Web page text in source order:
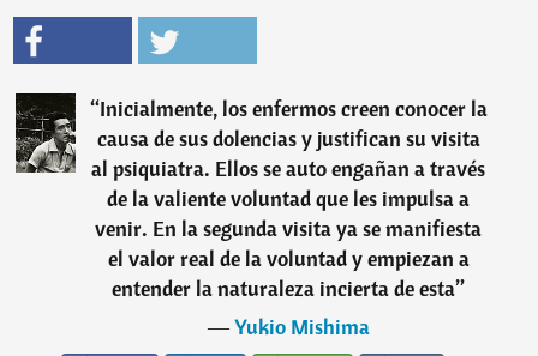
“Inicialmente, los enfermos creen conocer la
causa de sus dolencias y justifican su visita
al psiquiatra. Ellos se auto engañan a través
de la valiente voluntad que les impulsa a
venir. En la segunda visita ya se manifiesta
el valor real de la voluntad y empiezan a
entender la naturaleza incierta de esta”
―Yukio Mishima